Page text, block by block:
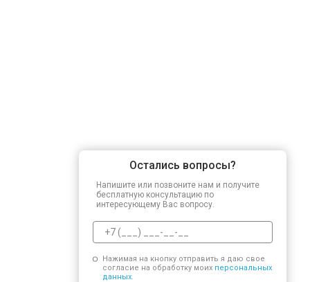
Остались вопросы?
Напишите или позвоните нам и получите
бесплатную консультацию по
интересующему Вас вопросу.
Нажимая на кнопку отправить я даю свое
согласие на обработку моих персональных
данных.